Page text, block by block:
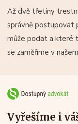
Až dvě třetiny
správně postupovat
může podat a které
se zaměříme v
Vyřešíme i